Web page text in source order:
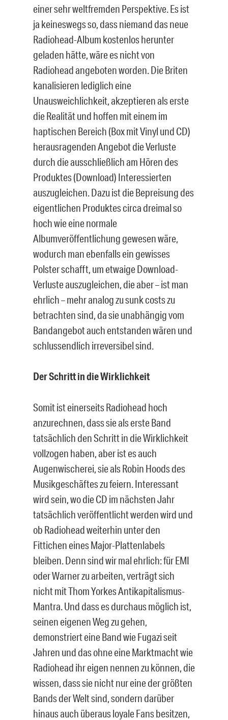
einer sehr weltfremden Perspektive. Es ist
ja keineswegs so, dass niemand das neue
Radiohead-Album kostenlos herunter
geladen hätte, wäre es nicht von
Radiohead angeboten worden. Die Briten
kanalisieren lediglich eine
Unausweichlichkeit, akzeptieren als erste
die Realität und hoffen mit einem im
haptischen Bereich (Box mit Vinyl und CD)
herausragenden Angebot die Verluste
durch die ausschließlich am Hören des
Produktes (Download) Interessierten
auszugleichen. Dazu ist die Bepreisung des
eigentlichen Produktes circa dreimal so
hoch wie eine normale
Albumveröffentlichung gewesen wäre,
wodurch man ebenfalls ein gewisses
Polster schafft, um etwaige Download-
Verluste auszugleichen, die aber – ist man
ehrlich – mehr analog zu sunk costs zu
betrachten sind, da sie unabhängig vom
Bandangebot auch entstanden wären und
schlussendlich irreversibel sind.
Der Schritt in die Wirklichkeit
Somit ist einerseits Radiohead hoch
anzurechnen, dass sie als erste Band
tatsächlich den Schritt in die Wirklichkeit
vollzogen haben, aber ist es auch
Augenwischerei, sie als Robin Hoods des
Musikgeschäftes zu feiern. Interessant
wird sein, wo die CD im nächsten Jahr
tatsächlich veröffentlicht werden wird und
ob Radiohead weiterhin unter den
Fittichen eines Major-Plattenlabels
bleiben. Denn sind wir mal ehrlich: für EMI
oder Warner zu arbeiten, verträgt sich
nicht mit Thom Yorkes Antikapitalismus-
Mantra. Und dass es durchaus möglich ist,
seinen eigenen Weg zu gehen,
demonstriert eine Band wie Fugazi seit
Jahren und das ohne eine Marktmacht wie
Radiohead ihr eigen nennen zu können, die
wissen, dass sie nicht nur eine der größten
Bands der Welt sind, sondern darüber
hinaus auch überaus loyale Fans besitzen,